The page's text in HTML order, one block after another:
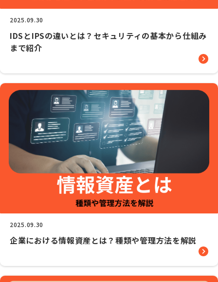
2025.09.30
IDSとIPSの違いとは？セキュリティの基本から仕組み
まで紹介
2025.09.30
企業における情報資産とは？種類や管理方法を解説